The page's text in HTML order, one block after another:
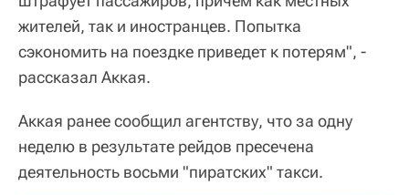
жителей, так и иностранцев. Попытка
сэкономить на поездке приведет к потерям", -
рассказал Аккая.
Аккая ранее сообщил агентству, что за одну
неделю в результате рейдов пресечена
деятельность восьми "пиратских" такси.